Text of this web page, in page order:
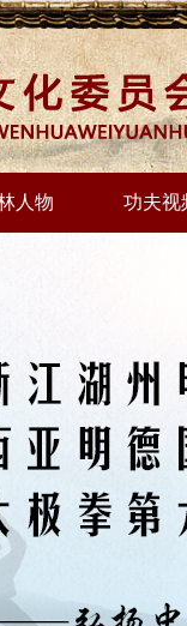
人物 功夫视